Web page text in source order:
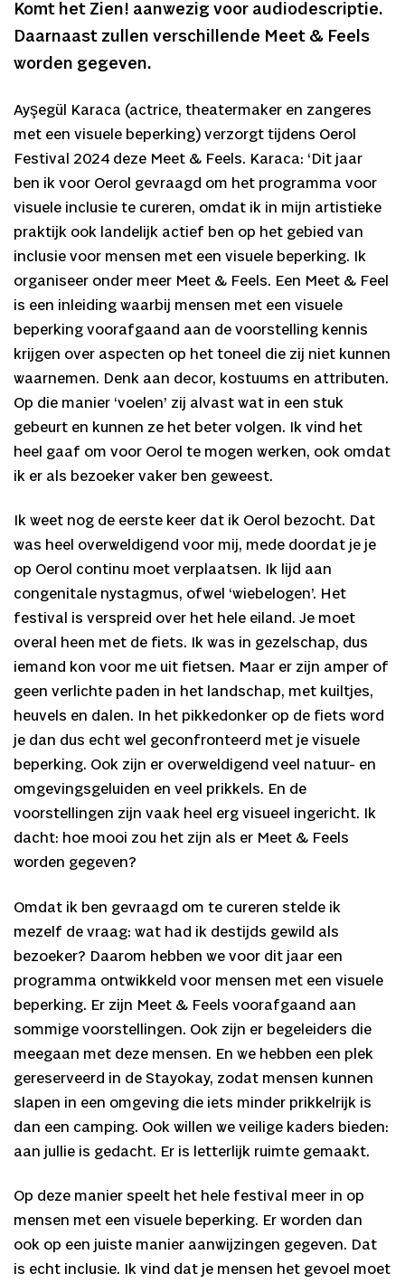
Komt het Zien! aanwezig voor audiodescriptie.
Daarnaast zullen verschillende Meet & Feels
worden gegeven.
Ayşegül Karaca (actrice, theatermaker en zangeres
met een visuele beperking) verzorgt tijdens Oerol
Festival 2024 deze Meet & Feels. Karaca: ‘Dit jaar
ben ik voor Oerol gevraagd om het programma voor
visuele inclusie te cureren, omdat ik in mijn artistieke
praktijk ook landelijk actief ben op het gebied van
inclusie voor mensen met een visuele beperking. Ik
organiseer onder meer Meet & Feels. Een Meet & Feel
is een inleiding waarbij mensen met een visuele
beperking voorafgaand aan de voorstelling kennis
krijgen over aspecten op het toneel die zij niet kunnen
waarnemen. Denk aan decor, kostuums en attributen.
Op die manier ‘voelen’ zij alvast wat in een stuk
gebeurt en kunnen ze het beter volgen. Ik vind het
heel gaaf om voor Oerol te mogen werken, ook omdat
ik er als bezoeker vaker ben geweest.
Ik weet nog de eerste keer dat ik Oerol bezocht. Dat
was heel overweldigend voor mij, mede doordat je je
op Oerol continu moet verplaatsen. Ik lijd aan
congenitale nystagmus, ofwel ‘wiebelogen’. Het
festival is verspreid over het hele eiland. Je moet
overal heen met de fiets. Ik was in gezelschap, dus
iemand kon voor me uit fietsen. Maar er zijn amper of
geen verlichte paden in het landschap, met kuiltjes,
heuvels en dalen. In het pikkedonker op de fiets word
je dan dus echt wel geconfronteerd met je visuele
beperking. Ook zijn er overweldigend veel natuur- en
omgevingsgeluiden en veel prikkels. En de
voorstellingen zijn vaak heel erg visueel ingericht. Ik
dacht: hoe mooi zou het zijn als er Meet & Feels
worden gegeven?
Omdat ik ben gevraagd om te cureren stelde ik
mezelf de vraag: wat had ik destijds gewild als
bezoeker? Daarom hebben we voor dit jaar een
programma ontwikkeld voor mensen met een visuele
beperking. Er zijn Meet & Feels voorafgaand aan
sommige voorstellingen. Ook zijn er begeleiders die
meegaan met deze mensen. En we hebben een plek
gereserveerd in de Stayokay, zodat mensen kunnen
slapen in een omgeving die iets minder prikkelrijk is
dan een camping. Ook willen we veilige kaders bieden:
aan jullie is gedacht. Er is letterlijk ruimte gemaakt.
Op deze manier speelt het hele festival meer in op
mensen met een visuele beperking. Er worden dan
ook op een juiste manier aanwijzingen gegeven. Dat
is echt inclusie. Ik vind dat je mensen het gevoel moet